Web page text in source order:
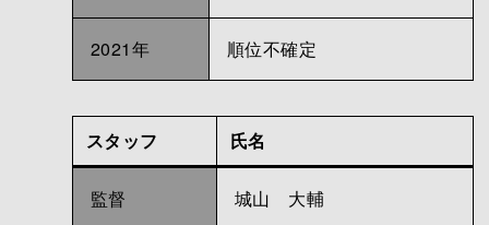
2021年 順位不確定
スタッフ 氏名
監督 城山 大輔